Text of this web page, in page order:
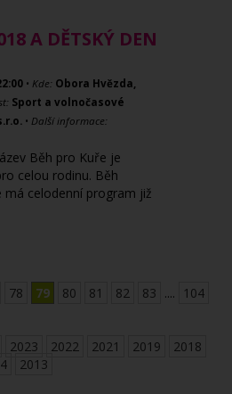
A DĚTSKÝ DEN
• Kde: Obora Hvězda,
Sport a volnočasové
• Další informace:
Běh pro Kuře je
celou rodinu. Běh
má celodenní program již
78 79 80 81 82 83 ....
104
2023 2022 2021 2019
2018
2013